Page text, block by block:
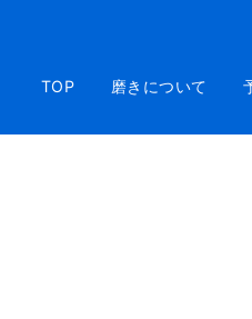
TOP 磨きについて